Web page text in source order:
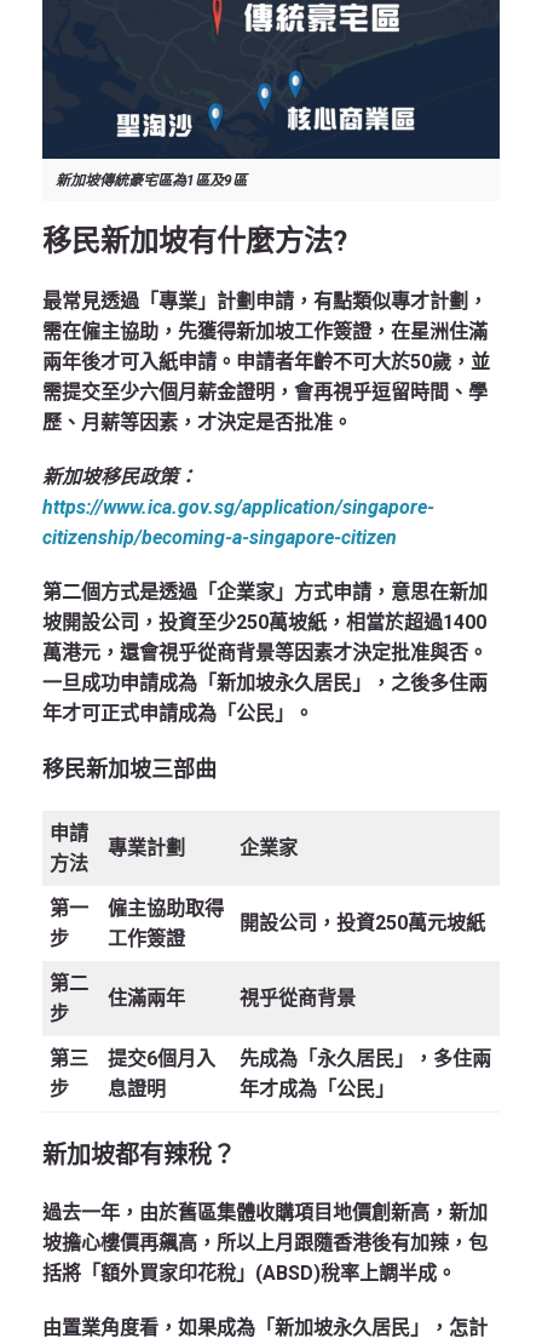
新加坡傳統豪宅區為1區及9區
移民新加坡有什麼方法?
最常見透過「專業」計劃申請，有點類似專才計劃，
需在僱主協助，先獲得新加坡工作簽證，在星洲住滿
兩年後才可入紙申請。申請者年齡不可大於50歲，並
需提交至少六個月薪金證明，會再視乎逗留時間、學
歷、月薪等因素，才決定是否批准。
新加坡移民政策：
https://www.ica.gov.sg/application/singapore-
citizenship/becoming-a-singapore-citizen
第二個方式是透過「企業家」方式申請，意思在新加
坡開設公司，投資至少250萬坡紙，相當於超過1400
萬港元，還會視乎從商背景等因素才決定批准與否。
一旦成功申請成為「新加坡永久居民」，之後多住兩
年才可正式申請成為「公民」。
移民新加坡三部曲
申請
方法
專業計劃 企業家
第一
步
僱主協助取得
工作簽證
開設公司，投資250萬元坡紙
第二
步
住滿兩年 視乎從商背景
第三
步
提交6個月入
息證明
先成為「永久居民」，多住兩
年才成為「公民」
新加坡都有辣稅？
過去一年，由於舊區集體收購項目地價創新高，新加
坡擔心樓價再飆高，所以上月跟隨香港後有加辣，包
括將「額外買家印花稅」(ABSD)稅率上調半成。
由置業角度看，如果成為「新加坡永久居民」，怎計